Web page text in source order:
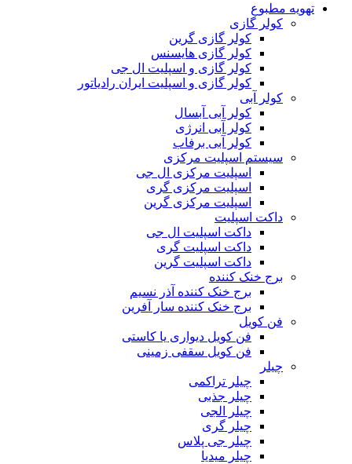
تهویه مطبوع
کولر گازی
کولر گازی گرین
کولر گازی هایسنس
کولر گازی و اسپلیت ال جی
کولر گازی و اسپلیت ایران رادیاتور
کولر آبی
کولر آبی آبسال
کولر آبی انرژی
کولر آبی برفاب
سیستم اسپلیت مرکزی
اسپلیت مرکزی ال جی
اسپلیت مرکزی گری
اسپلیت مرکزی گرین
داکت اسپلیت
داکت اسپلیت ال جی
داکت اسپلیت گری
داکت اسپلیت گرین
برج خنک کننده
برج خنک کننده آذر نسیم
برج خنک کننده سار آفرین
فن کویل
فن کویل دیواری یا کاستی
فن کویل سقفی زمینی
چیلر
چیلر تراکمی
چیلر جذبی
چیلر الجی
چیلر گری
چیلر جی پلاس
چیلر میدیا